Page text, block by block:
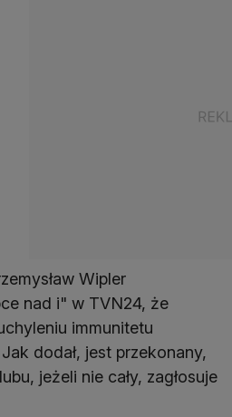
Wipler
nad i" w TVN24, że
immunitetu
dodał, jest przekonany,
jeżeli nie cały, zagłosuje